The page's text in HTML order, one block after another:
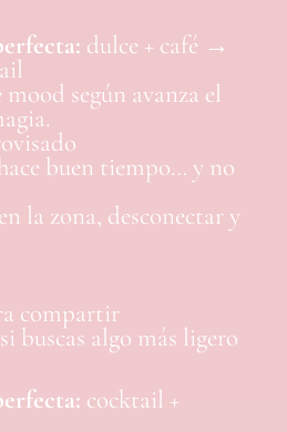
dulce + café →
según avanza el
buen tiempo… y no
la zona, desconectar y
compartir
buscas algo más ligero
cocktail +